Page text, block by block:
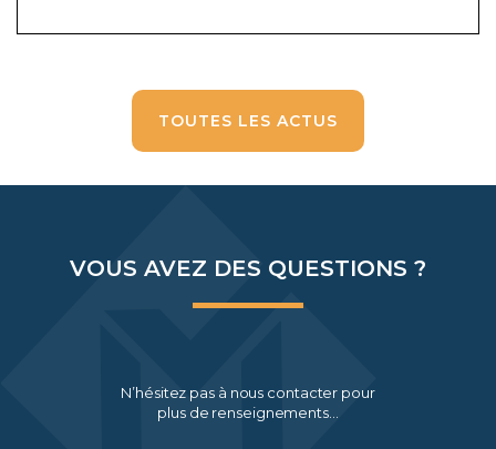
TOUTES LES ACTUS
VOUS AVEZ DES QUESTIONS ?
N’hésitez pas à nous contacter pour
plus de renseignements…